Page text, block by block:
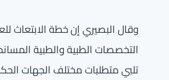
وقال البصيري إن خطة الابتعاث
التخصصات الطبية والطبية
تلبي متطلبات مختلف الجهات